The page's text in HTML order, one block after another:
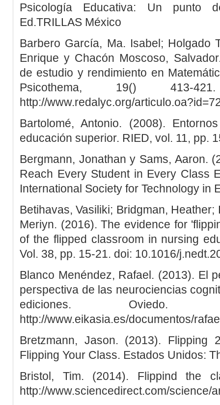
Psicología Educativa: Un punto
Ed.TRILLAS México
Barbero García, Ma. Isabel; Holgado
Enrique y Chacón Moscoso,
de estudio y rendimiento en
Psicothema, 19() 413-
http://www.redalyc.org/
Bartolomé, Antonio. (2008).
educación superior. RIED, vol. 11, pp.
Bergmann, Jonathan y Sams, Aaron.
Reach Every Student in Every Class
International Society for Technology in
Betihavas, Vasiliki; Bridgman,
Meriyn. (2016). The evidence for
of the flipped classroom in nursing
Vol. 38, pp. 15-21. doi: 10.1016/
Blanco Menéndez, Rafael. (2013). El
perspectiva de las neurociencias
ediciones. Oviedo.
http://www.eikasia.es/documentos/
Bretzmann, Jason. (2013). Flipping
Flipping Your Class. Estados Unidos:
Bristol, Tim. (2014). Flippind the
http://www.sciencedirect.com/science/